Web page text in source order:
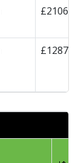
£2106/
£1287/